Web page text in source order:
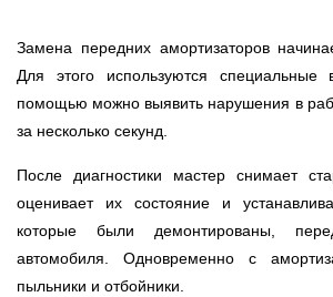
Замена передних амортизаторов
Для этого используются
помощью можно выявить нарушения в
за несколько секунд.
После диагностики мастер снимает
оценивает их состояние и
которые были демонтированы,
автомобиля. Одновременно с
пыльники и отбойники.